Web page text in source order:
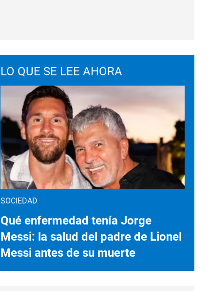
LO QUE SE LEE AHORA
SOCIEDAD
Qué enfermedad tenía Jorge
Messi: la salud del padre de Lionel
Messi antes de su muerte